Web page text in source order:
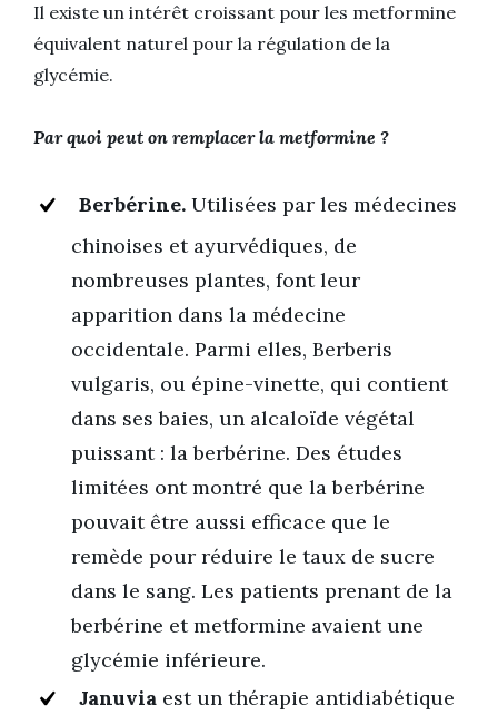
Il existe un intérêt croissant pour les metformine
équivalent naturel pour la régulation de la
glycémie.
Par quoi peut on remplacer la metformine ?
Berbérine. Utilisées par les médecines
chinoises et ayurvédiques, de
nombreuses plantes, font leur
apparition dans la médecine
occidentale. Parmi elles, Berberis
vulgaris, ou épine-vinette, qui contient
dans ses baies, un alcaloïde végétal
puissant : la berbérine. Des études
limitées ont montré que la berbérine
pouvait être aussi efficace que le
remède pour réduire le taux de sucre
dans le sang. Les patients prenant de la
berbérine et metformine avaient une
glycémie inférieure.
Januvia est un thérapie antidiabétique